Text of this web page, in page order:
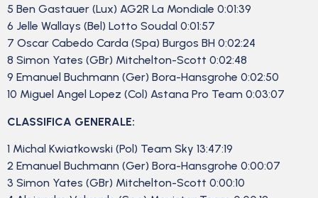
5 Ben Gastauer (Lux) AG2R La Mondiale 0:01:39
6 Jelle Wallays (Bel) Lotto Soudal 0:01:57
7 Oscar Cabedo Carda (Spa) Burgos BH 0:02:24
8 Simon Yates (GBr) Mitchelton-Scott 0:02:48
9 Emanuel Buchmann (Ger) Bora-Hansgrohe 0:02:50
10 Miguel Angel Lopez (Col) Astana Pro Team 0:03:07
CLASSIFICA GENERALE:
1 Michal Kwiatkowski (Pol) Team Sky 13:47:19
2 Emanuel Buchmann (Ger) Bora-Hansgrohe 0:00:07
3 Simon Yates (GBr) Mitchelton-Scott 0:00:10